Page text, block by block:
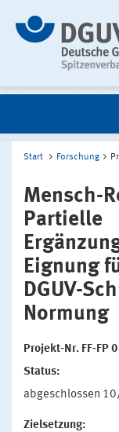
Start Forschung
Mensch-
Partielle
Eignung
DGUV-
Normung
Projekt-Nr. FF-FP
Status:
abgeschlossen
Zielsetzung: